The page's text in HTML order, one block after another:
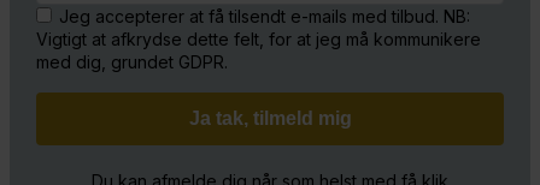
Jeg accepterer at få tilsendt e-mails med tilbud. NB:
Vigtigt at afkrydse dette felt, for at jeg må kommunikere
med dig, grundet GDPR.
Du kan afmelde dig når som helst med få klik